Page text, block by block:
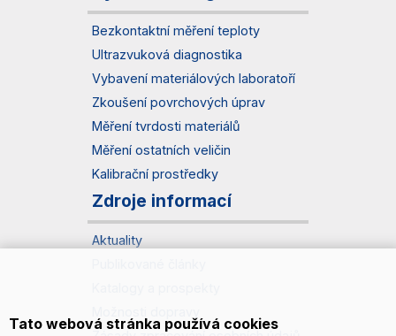
Bezkontaktní měření teploty
Ultrazvuková diagnostika
Vybavení materiálových laboratoří
Zkoušení povrchových úprav
Měření tvrdosti materiálů
Měření ostatních veličin
Kalibrační prostředky
Zdroje informací
Aktuality
Tato webová stránka používá cookies